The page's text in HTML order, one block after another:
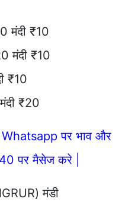
मंदी ₹10
मंदी ₹10
₹10
₹20
पर भाव और
पर मैसेज करे |
मंडी